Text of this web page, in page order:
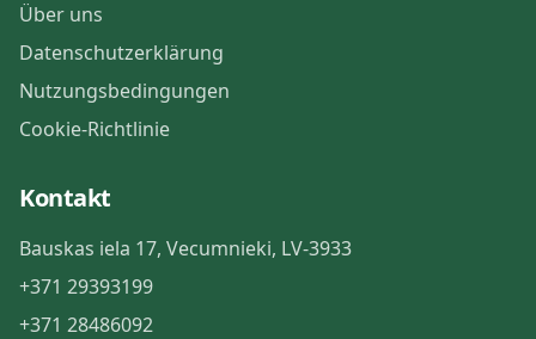
Über uns
Datenschutzerklärung
Nutzungsbedingungen
Cookie-Richtlinie
Kontakt
Bauskas iela 17, Vecumnieki, LV-3933
+371 29393199
+371 28486092